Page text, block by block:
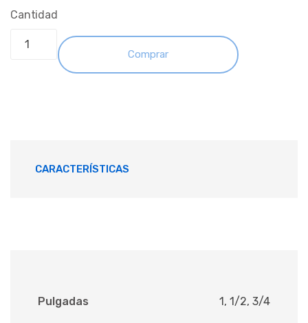
Cantidad
Comprar
CARACTERÍSTICAS
Pulgadas 1, 1/2, 3/4